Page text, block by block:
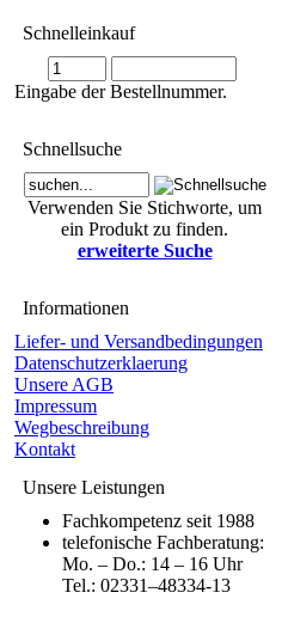
Schnelleinkauf
Eingabe der Bestellnummer.
Schnellsuche
Verwenden Sie Stichworte, um
ein Produkt zu finden.
erweiterte Suche
Informationen
Liefer- und Versandbedingungen
Datenschutzerklaerung
Unsere AGB
Impressum
Wegbeschreibung
Kontakt
Unsere Leistungen
Fachkompetenz seit 1988
telefonische Fachberatung:
Mo. – Do.: 14 – 16 Uhr
Tel.: 02331–48334-13